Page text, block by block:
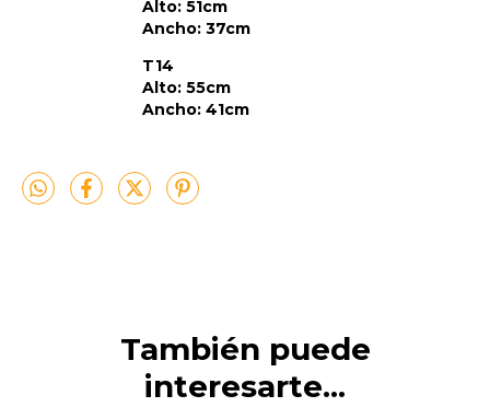
Alto: 51cm
Ancho: 37cm
T14
Alto: 55cm
Ancho: 41cm
También puede
interesarte...